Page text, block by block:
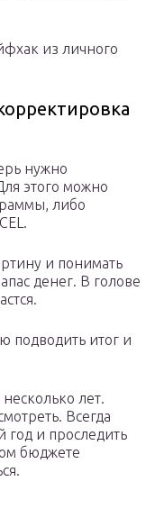
из личного
нужно
этого можно
либо
и понимать
денег. В голове
подводить итог и
лет.
Всегда
год и проследить
бюджете